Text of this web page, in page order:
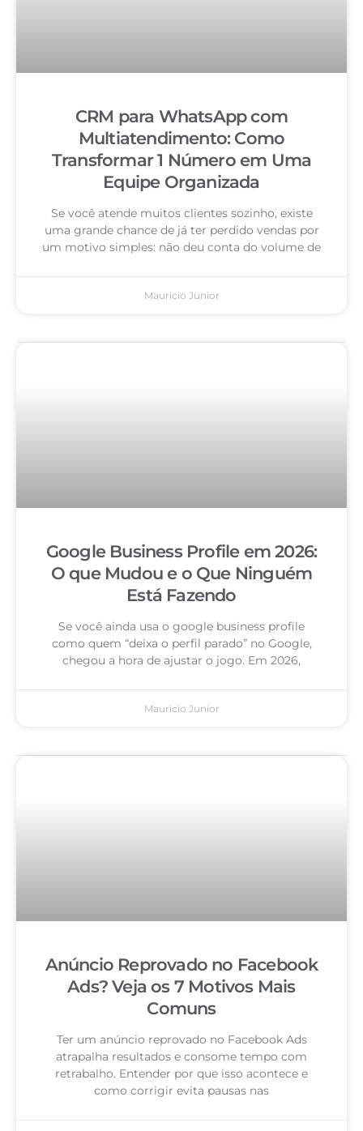
CRM para WhatsApp com
Multiatendimento: Como
Transformar 1 Número em Uma
Equipe Organizada
Se você atende muitos clientes sozinho, existe
uma grande chance de já ter perdido vendas por
um motivo simples: não deu conta do volume de
Mauricio Junior
Google Business Profile em 2026:
O que Mudou e o Que Ninguém
Está Fazendo
Se você ainda usa o google business profile
como quem “deixa o perfil parado” no Google,
chegou a hora de ajustar o jogo. Em 2026,
Mauricio Junior
Anúncio Reprovado no Facebook
Ads? Veja os 7 Motivos Mais
Comuns
Ter um anúncio reprovado no Facebook Ads
atrapalha resultados e consome tempo com
retrabalho. Entender por que isso acontece e
como corrigir evita pausas nas